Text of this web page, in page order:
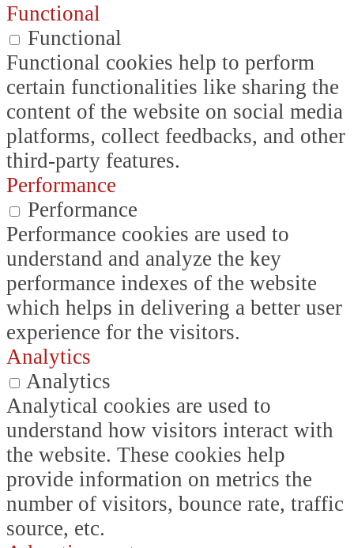
Functional
Functional
Functional cookies help to perform
certain functionalities like sharing the
content of the website on social media
platforms, collect feedbacks, and other
third-party features.
Performance
Performance
Performance cookies are used to
understand and analyze the key
performance indexes of the website
which helps in delivering a better user
experience for the visitors.
Analytics
Analytics
Analytical cookies are used to
understand how visitors interact with
the website. These cookies help
provide information on metrics the
number of visitors, bounce rate, traffic
source, etc.